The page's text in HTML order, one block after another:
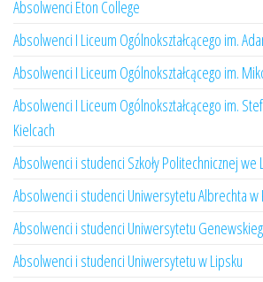
Absolwenci Eton College
Absolwenci I Liceum Ogólnokształcącego im.
Absolwenci I Liceum Ogólnokształcącego im.
Absolwenci I Liceum Ogólnokształcącego im.
Kielcach
Absolwenci i studenci Szkoły Politechnicznej we
Absolwenci i studenci Uniwersytetu Albrechta w
Absolwenci i studenci Uniwersytetu
Absolwenci i studenci Uniwersytetu w Lipsku